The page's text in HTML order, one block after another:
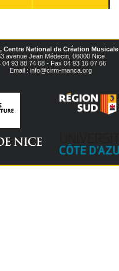
Centre National de Création Musicale
avenue Jean Médecin, 06000 Nice
04 93 88 74 68 - Fax 04 93 16 07 66
Email : info@cirm-manca.org